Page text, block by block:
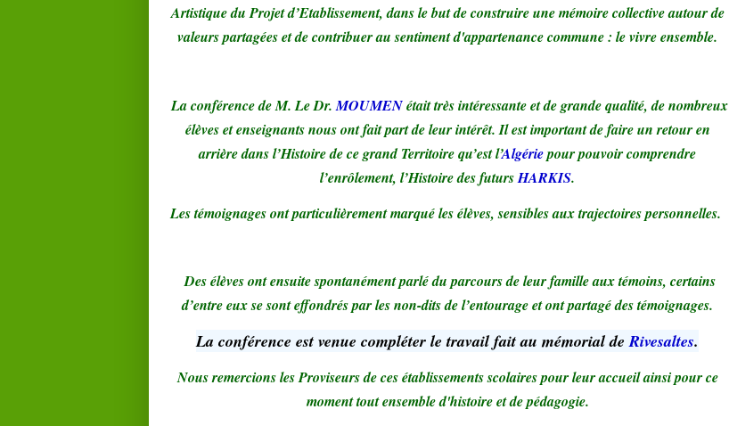
Artistique du Projet d’Etablissement, dans le but de construire une mémoire collective autour de
valeurs partagées et de contribuer au sentiment d'appartenance commune : le vivre ensemble.
La conférence de M. Le Dr. MOUMENétait très intéressante et de grande qualité, de nombreux
élèves et enseignants nous ont fait part de leur intérêt. Il est important de faire un retour en
arrière dans l’Histoire de ce grand Territoire qu’est l’Algériepour pouvoir comprendre
l’enrôlement, l’Histoire des futursHARKIS.
Les témoignages ont particulièrement marqué les élèves, sensibles aux trajectoires personnelles.
Des élèves ont ensuite spontanément parlé du parcours de leur famille aux témoins, certains
d’entre eux se sont effondrés par les non-dits de l’entourage et ont partagé des témoignages.
La conférence est venue compléter le travail fait au mémorial deRivesaltes.
Nous remercions les Proviseurs de ces établissements scolaires pour leur accueil ainsi pour ce
moment tout ensemble d'histoire et de pédagogie.